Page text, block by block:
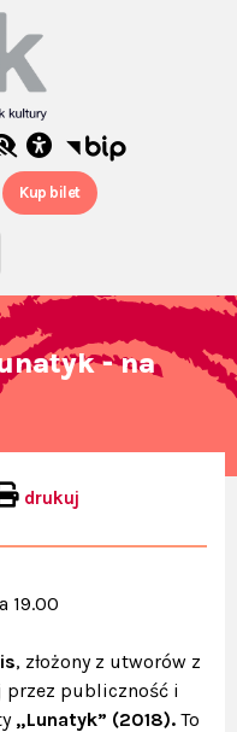
Kup bilet
- na
drukuj
19.00
, złożony z utworów z
przez publiczność i
„Lunatyk” (2018). To